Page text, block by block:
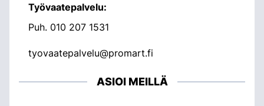
Työvaatepalvelu:
Puh. 010 207 1531
tyovaatepalvelu@promart.fi
ASIOI MEILLÄ